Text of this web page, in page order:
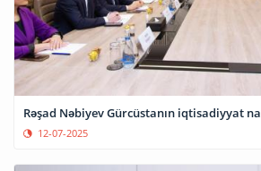
Rəşad Nəbiyev Gürcüstanın iqtisadiyyat
12-07-2025